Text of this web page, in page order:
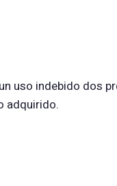
uso indebido dos
adquirido.